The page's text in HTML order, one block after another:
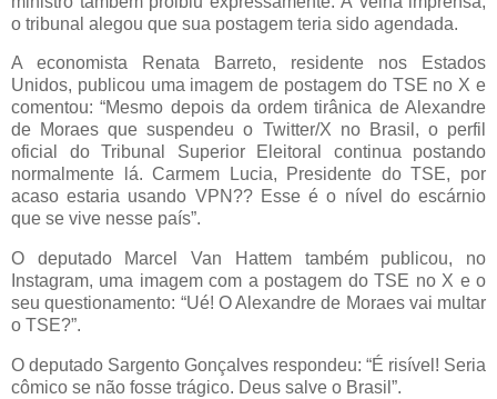
o tribunal alegou que sua postagem teria sido agendada.
A economista Renata Barreto, residente nos Estados
Unidos, publicou uma imagem de postagem do TSE no X e
comentou: “Mesmo depois da ordem tirânica de Alexandre
de Moraes que suspendeu o Twitter/X no Brasil, o perfil
oficial do Tribunal Superior Eleitoral continua postando
normalmente lá. Carmem Lucia, Presidente do TSE, por
acaso estaria usando VPN?? Esse é o nível do escárnio
que se vive nesse país”.
O deputado Marcel Van Hattem também publicou, no
Instagram, uma imagem com a postagem do TSE no X e o
seu questionamento: “Ué! O Alexandre de Moraes vai multar
o TSE?”.
O deputado Sargento Gonçalves respondeu: “É risível! Seria
cômico se não fosse trágico. Deus salve o Brasil”.